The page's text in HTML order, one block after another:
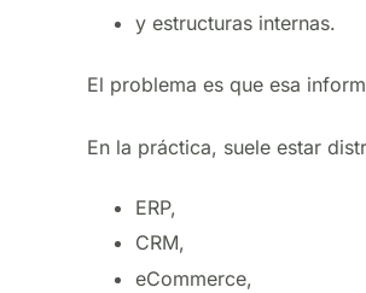
y estructuras internas.
El problema es que esa
En la práctica, suele estar
ERP,
CRM,
eCommerce,